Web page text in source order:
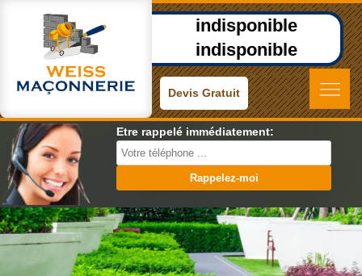
indisponible
indisponible
Devis Gratuit
Etre rappelé immédiatement: